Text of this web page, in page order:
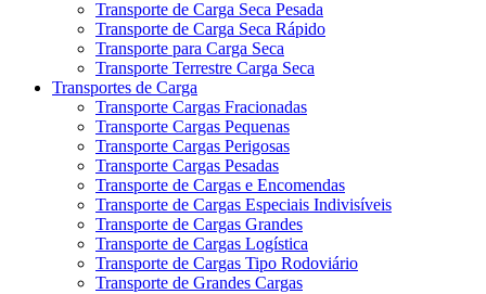
Transporte de Carga Seca Pesada
Transporte de Carga Seca Rápido
Transporte para Carga Seca
Transporte Terrestre Carga Seca
Transportes de Carga
Transporte Cargas Fracionadas
Transporte Cargas Pequenas
Transporte Cargas Perigosas
Transporte Cargas Pesadas
Transporte de Cargas e Encomendas
Transporte de Cargas Especiais Indivisíveis
Transporte de Cargas Grandes
Transporte de Cargas Logística
Transporte de Cargas Tipo Rodoviário
Transporte de Grandes Cargas